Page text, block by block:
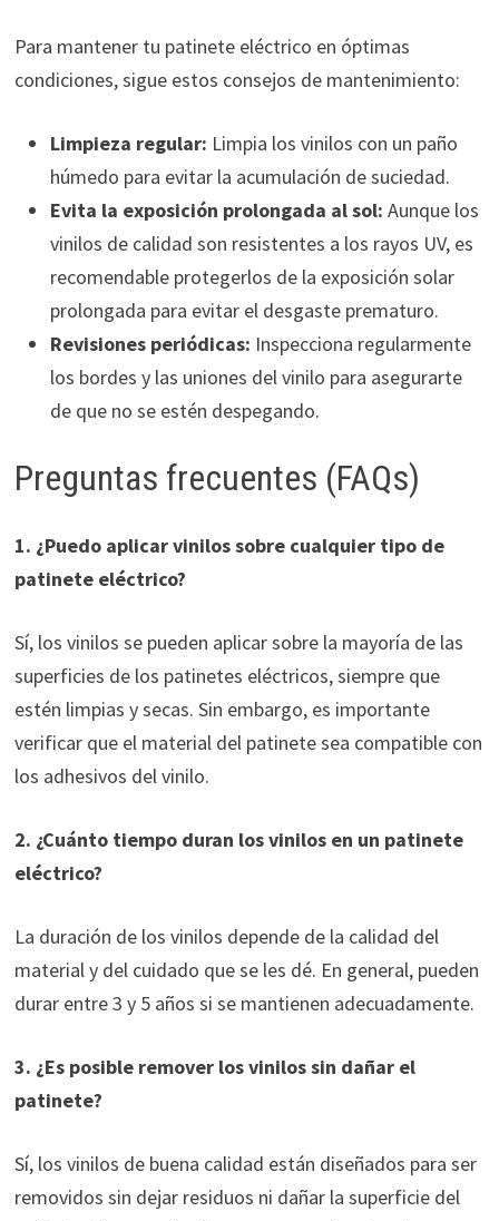
Para mantener tu patinete eléctrico en óptimas
condiciones, sigue estos consejos de mantenimiento:
Limpieza regular: Limpia los vinilos con un paño
húmedo para evitar la acumulación de suciedad.
Evita la exposición prolongada al sol: Aunque los
vinilos de calidad son resistentes a los rayos UV, es
recomendable protegerlos de la exposición solar
prolongada para evitar el desgaste prematuro.
Revisiones periódicas: Inspecciona regularmente
los bordes y las uniones del vinilo para asegurarte
de que no se estén despegando.
Preguntas frecuentes (FAQs)
1. ¿Puedo aplicar vinilos sobre cualquier tipo de
patinete eléctrico?
Sí, los vinilos se pueden aplicar sobre la mayoría de las
superficies de los patinetes eléctricos, siempre que
estén limpias y secas. Sin embargo, es importante
verificar que el material del patinete sea compatible con
los adhesivos del vinilo.
2. ¿Cuánto tiempo duran los vinilos en un patinete
eléctrico?
La duración de los vinilos depende de la calidad del
material y del cuidado que se les dé. En general, pueden
durar entre 3 y 5 años si se mantienen adecuadamente.
3. ¿Es posible remover los vinilos sin dañar el
patinete?
Sí, los vinilos de buena calidad están diseñados para ser
removidos sin dejar residuos ni dañar la superficie del